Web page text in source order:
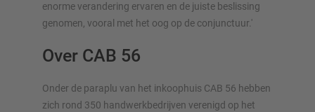
enorme verandering ervaren en de juiste beslissing
genomen, vooral met het oog op de conjunctuur.'
Over CAB 56
Onder de paraplu van het inkoophuis CAB 56 hebben
zich rond 350 handwerkbedrijven verenigd op het